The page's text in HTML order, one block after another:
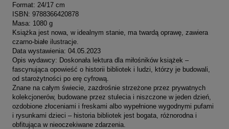
Format: 24/17 cm
ISBN: 9788366420878
Masa: 1080 g
Książka jest nowa, w idealnym stanie, ma twardą oprawę, zawiera
czarno-białe ilustracje.
Data wystawienia: 04.05.2023
Opis wydawcy: Doskonała lektura dla miłośników książek –
fascynująca opowieść o historii bibliotek i ludzi, którzy je budowali,
od starożytności po erę cyfrową.
Znane na całym świecie, zazdrośnie strzeżone przez prywatnych
kolekcjonerów, budowane przez stulecia i niszczone w jeden dzień,
ozdobione złoceniami i freskami albo wypełnione wygodnymi pufami
i rysunkami dzieci – historia bibliotek jest bogata, różnorodna i
obfitująca w nieoczekiwane zdarzenia.